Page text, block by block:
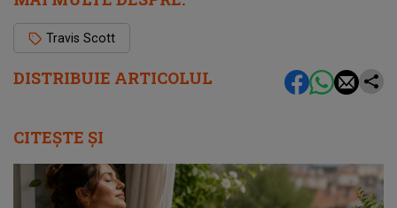
DISTRIBUIE ARTICOLUL
Travis Scott
CITEȘTE ȘI